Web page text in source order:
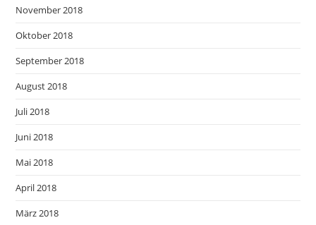
November 2018
Oktober 2018
September 2018
August 2018
Juli 2018
Juni 2018
Mai 2018
April 2018
März 2018